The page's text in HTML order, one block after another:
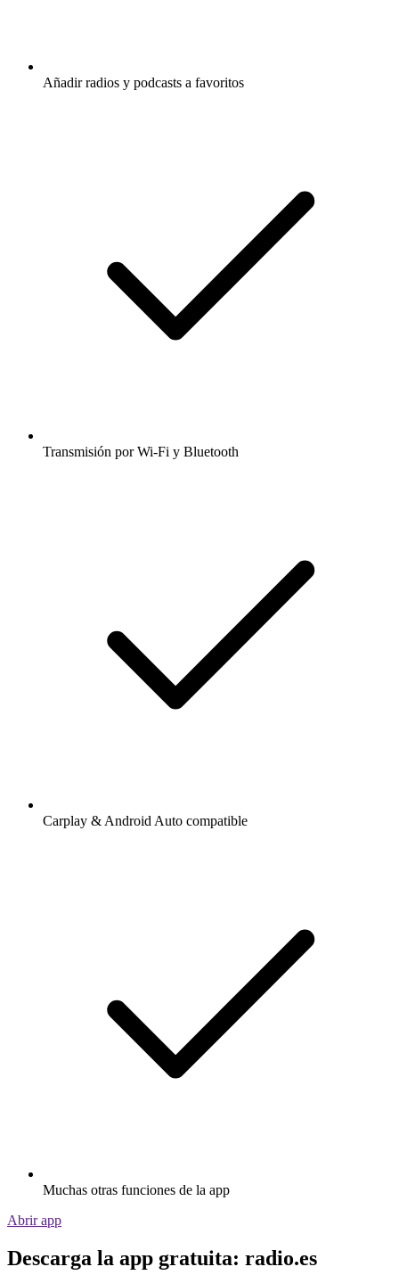
Añadir radios y podcasts a favoritos
Transmisión por Wi-Fi y Bluetooth
Carplay & Android Auto compatible
Muchas otras funciones de la app
Abrir app
Descarga la app gratuita: radio.es